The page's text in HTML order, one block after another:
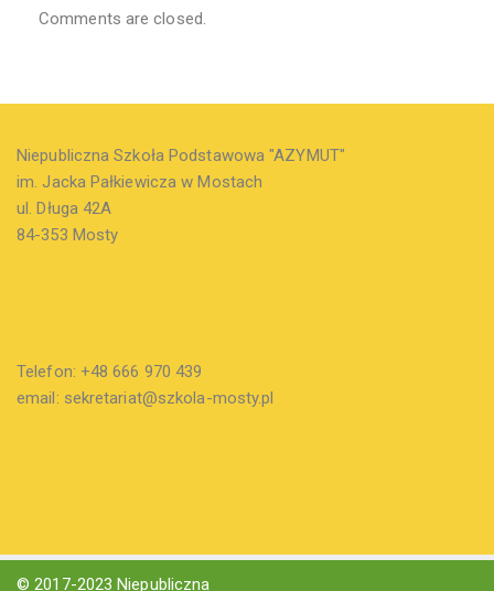
Comments are closed.
Niepubliczna Szkoła Podstawowa "AZYMUT"
im. Jacka Pałkiewicza w Mostach
ul. Długa 42A
84-353 Mosty
Telefon: +48 666 970 439
email: sekretariat@szkola-mosty.pl
© 2017-2023 Niepubliczna